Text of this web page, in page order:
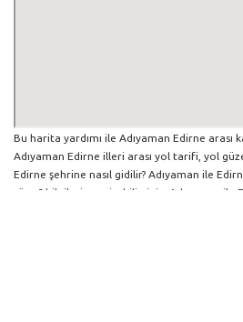
Bu harita yardımı ile Adıyaman Edirne arası
Adıyaman Edirne illeri arası yol tarifi, yol
Edirne şehrine nasıl gidilir? Adıyaman ile
sürer? bilgilerine erişebilirsiniz. Adıyaman ile